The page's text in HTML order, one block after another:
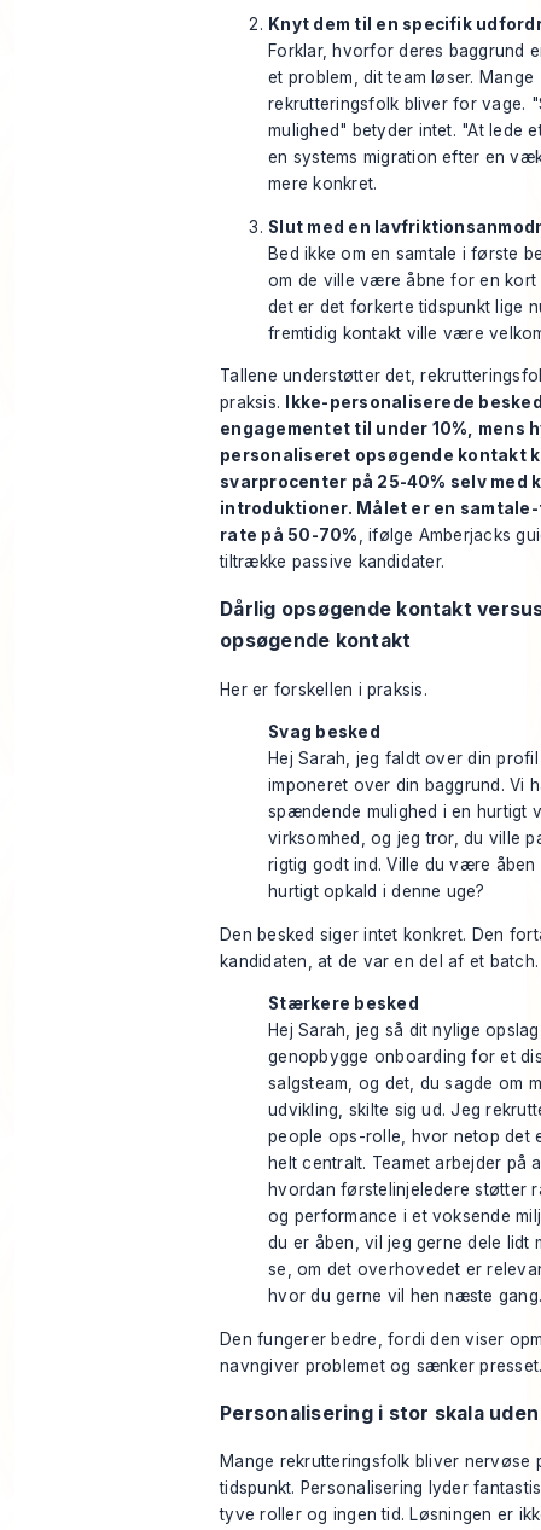
Knyt dem til en specifik
Forklar, hvorfor deres baggrund
et problem, dit team løser. Mange
rekrutteringsfolk bliver for vage.
mulighed" betyder intet. "At lede
en systems migration efter en
mere konkret.
Slut med en
Bed ikke om en samtale i første
om de ville være åbne for en kort
det er det forkerte tidspunkt lige
fremtidig kontakt ville være
Tallene understøtter det,
praksis.
Ikke-personaliserede
engagementet til under 10%, mens
personaliseret opsøgende kontakt
svarprocenter på 25-40% selv med
introduktioner. Målet er en
rate på 50-70%, ifølge Amberjacks
tiltrække passive kandidater.
Dårlig opsøgende kontakt
opsøgende kontakt
Her er forskellen i praksis.
Svag besked
Hej Sarah, jeg faldt over din
imponeret over din baggrund. Vi
spændende mulighed i en hurtigt
virksomhed, og jeg tror, du ville
rigtig godt ind. Ville du være
hurtigt opkald i denne uge?
Den besked siger intet konkret. Den
kandidaten, at de var en del af et batch.
Stærkere besked
Hej Sarah, jeg så dit nylige
genopbygge onboarding for et
salgsteam, og det, du sagde om
udvikling, skilte sig ud. Jeg
people ops-rolle, hvor netop det
helt centralt. Teamet arbejder på
hvordan førstelinjeledere støtter
og performance i et voksende
du er åben, vil jeg gerne dele lidt
se, om det overhovedet er
hvor du gerne vil hen næste
Den fungerer bedre, fordi den viser
navngiver problemet og sænker
Personalisering i stor skala
Mange rekrutteringsfolk bliver nervøse
tidspunkt. Personalisering lyder
tyve roller og ingen tid. Løsningen er